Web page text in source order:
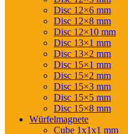
Disc 12×6 mm
Disc 12×8 mm
Disc 12×10 mm
Disc 13×1 mm
Disc 13×2 mm
Disc 15×1 mm
Disc 15×2 mm
Disc 15×3 mm
Disc 15×5 mm
Disc 15×8 mm
Würfelmagnete
Cube 1x1x1 mm